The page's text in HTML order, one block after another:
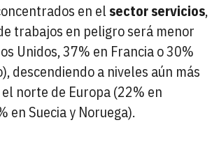
en el sector servicios,
trabajos en peligro será menor
Unidos, 37% en Francia o 30%
descendiendo a niveles aún más
norte de Europa (22% en
en Suecia y Noruega).